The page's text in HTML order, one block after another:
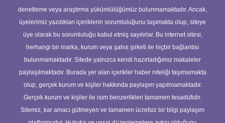
denetleme veya araştırma yükümlülüğümüz bulunmamaktadır. Ancak,
üyelerimiz yazdıkları içeriklerin sorumluluğunu taşımakta olup, siteye
üye olarak bu sorumluluğu kabul etmiş sayılırlar. Bu internet sitesi,
herhangi bir marka, kurum veya şahıs şirketi ile hiçbir bağlantısı
bulunmamaktadır. Sitede yalnızca kendi hazırladığımız makaleler
paylaşılmaktadır. Burada yer alan içerikler haber niteliği taşımamakta
olup, gerçek kurum ve kişiler hakkında paylaşım yapılmamaktadır.
Gerçek kurum ve kişiler ile isim benzerlikleri tamamen tesadüfidir.
Sitemiz, kar amacı gütmeyen ve tamamen ücretsiz bir bilgi paylaşım